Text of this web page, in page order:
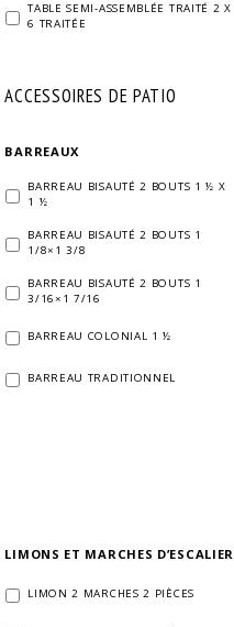
TABLE SEMI-ASSEMBLÉE TRAITÉ 2 X
6 TRAITÉE
ACCESSOIRES DE PATIO
BARREAUX
BARREAU BISAUTÉ 2 BOUTS 1 ½ X
1 ½
BARREAU BISAUTÉ 2 BOUTS 1
1/8×1 3/8
BARREAU BISAUTÉ 2 BOUTS 1
3/16×1 7/16
BARREAU COLONIAL 1 ½
BARREAU TRADITIONNEL
LIMONS ET MARCHES D’ESCALIER
LIMON 2 MARCHES 2 PIÈCES